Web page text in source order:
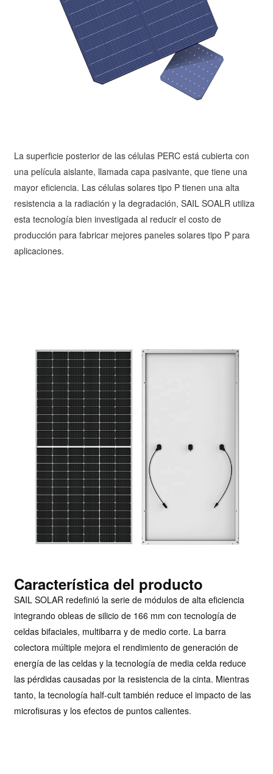
La superficie posterior de las células PERC está cubierta con
una película aislante, llamada capa pasivante, que tiene una
mayor eficiencia. Las células solares tipo P tienen una alta
resistencia a la radiación y la degradación, SAIL SOALR utiliza
esta tecnología bien investigada al reducir el costo de
producción para fabricar mejores paneles solares tipo P para
aplicaciones.
Característica del producto
SAIL SOLAR redefinió la serie de módulos de alta eficiencia
integrando obleas de silicio de 166 mm con tecnología de
celdas bifaciales, multibarra y de medio corte. La barra
colectora múltiple mejora el rendimiento de generación de
energía de las celdas y la tecnología de media celda reduce
las pérdidas causadas por la resistencia de la cinta. Mientras
tanto, la tecnología half-cult también reduce el impacto de las
microfisuras y los efectos de puntos calientes.